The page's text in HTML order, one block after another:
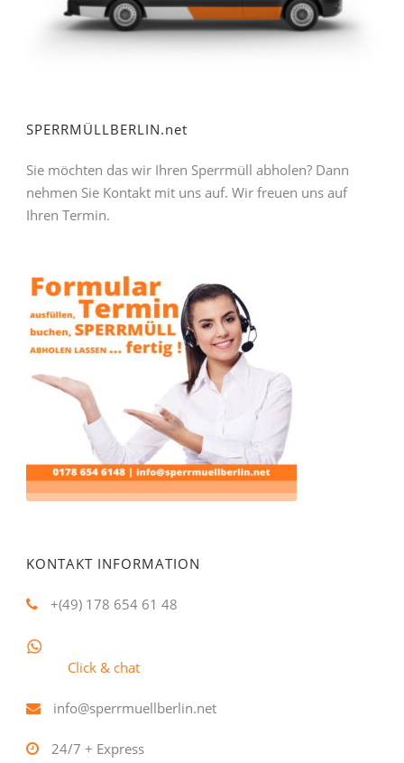
SPERRMÜLLBERLIN.net
Sie möchten das wir Ihren Sperrmüll abholen? Dann
nehmen Sie Kontakt mit uns auf. Wir freuen uns auf
Ihren Termin.
KONTAKT INFORMATION
+(49) 178 654 61 48
Click & chat
info@sperrmuellberlin.net
24/7 + Express